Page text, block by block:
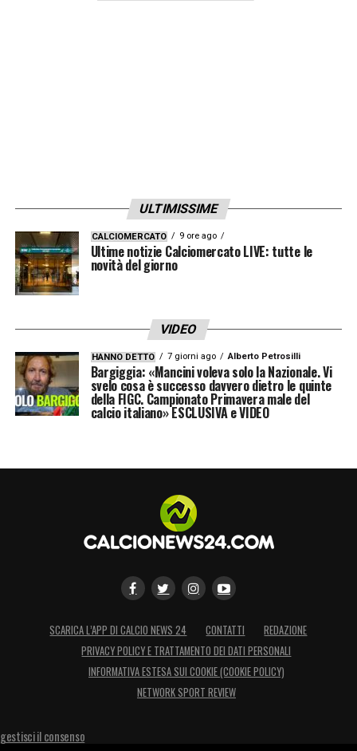
ULTIMISSIME
CALCIOMERCATO 9 ore ago
Ultime notizie Calciomercato LIVE: tutte le
novità del giorno
VIDEO
HANNO DETTO 7 giorni ago Alberto Petrosilli
Bargiggia: «Mancini voleva solo la Nazionale. Vi
svelo cosa è successo davvero dietro le quinte
della FIGC. Campionato Primavera male del
calcio italiano» ESCLUSIVA e VIDEO
SCARICA L’APP DI CALCIO NEWS 24 CONTATTI
REDAZIONE
PRIVACY POLICY E TRATTAMENTO DEI DATI PERSONALI
INFORMATIVA ESTESA SUI COOKIE (COOKIE POLICY)
NETWORK SPORT REVIEW
gestisci il consenso